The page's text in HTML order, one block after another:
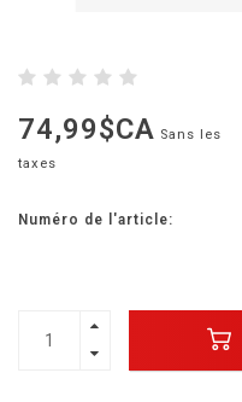
74,99$CA Sans les
taxes
Numéro de l'article: